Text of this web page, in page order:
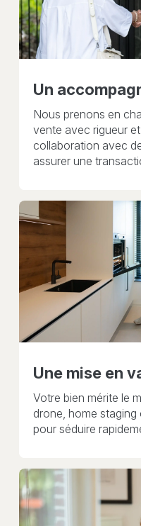
Un
Nous prenons en
vente avec rigueur
collaboration avec
assurer une
Une mise en
Votre bien mérite le
drone, home staging
pour séduire